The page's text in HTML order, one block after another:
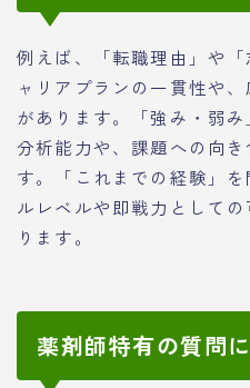
例えば、「転職理由」や
ャリアプランの一貫性や
があります。「強み・弱
分析能力や、課題への向
す。「これまでの経験」
ルレベルや即戦力として
ります。
薬剤師特有の質問